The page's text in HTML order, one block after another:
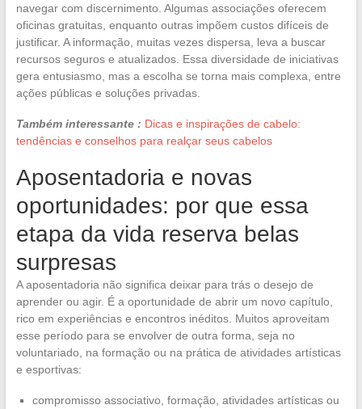
navegar com discernimento. Algumas associações oferecem
oficinas gratuitas, enquanto outras impõem custos difíceis de
justificar. A informação, muitas vezes dispersa, leva a buscar
recursos seguros e atualizados. Essa diversidade de iniciativas
gera entusiasmo, mas a escolha se torna mais complexa, entre
ações públicas e soluções privadas.
Também interessante : Dicas e inspirações de cabelo:
tendências e conselhos para realçar seus cabelos
Aposentadoria e novas
oportunidades: por que essa
etapa da vida reserva belas
surpresas
A aposentadoria não significa deixar para trás o desejo de
aprender ou agir. É a oportunidade de abrir um novo capítulo,
rico em experiências e encontros inéditos. Muitos aproveitam
esse período para se envolver de outra forma, seja no
voluntariado, na formação ou na prática de atividades artísticas
e esportivas:
compromisso associativo, formação, atividades artísticas ou